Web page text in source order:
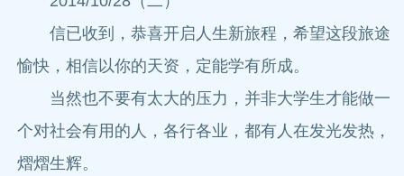
信已收到，恭喜开启人生新旅程，希望这段旅途
愉快，相信以你的天资，定能学有所成。
当然也不要有太大的压力，并非大学生才能做一
个对社会有用的人，各行各业，都有人在发光发热，
熠熠生辉。